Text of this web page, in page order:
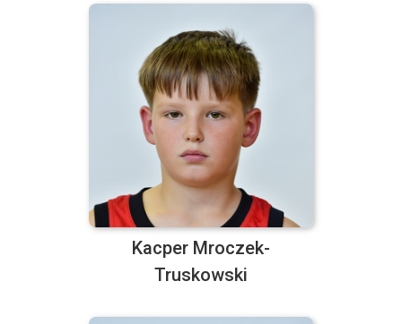
Kacper Mroczek-
Truskowski